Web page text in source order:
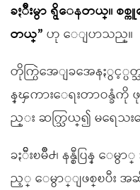
ခႏၲီးမွာ ရွိေနတယ္။
တယ္” ဟု ေျပာသည္။
တိုက္ပြဲအေျခအေနႏွင့္ပ
န္ၾကားေရးတာဝန္ခံ
ည္း ဆက္သြယ္၍ မရေသး
ခႏၲီးၿမိဳ႕၊ နန္စီပြန္
ည့္ ေမွာ္ျဖစ္ၿပီး အ